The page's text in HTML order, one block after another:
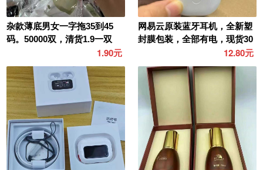
杂款薄底男女一字拖35到45
码。50000双，清货1.9一双
1.90元
网易云原装蓝牙耳机，全新塑
封膜包装，全部有电，现货30
12.80元